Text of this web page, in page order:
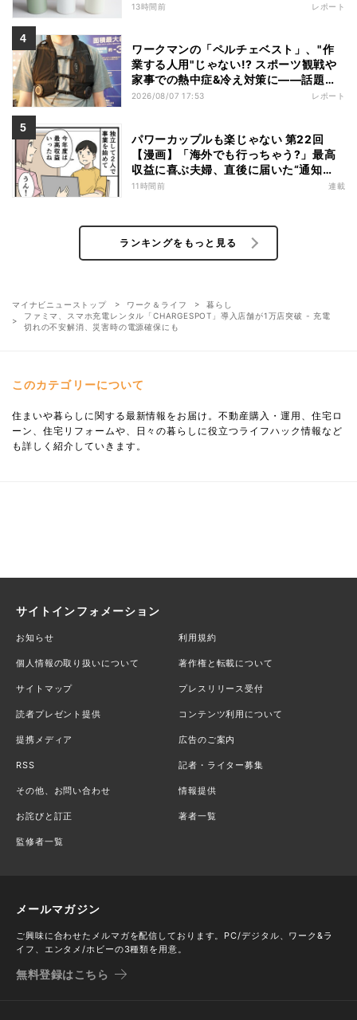
13時間前 レポート
ワークマンの「ペルチェベスト」、"作
業する人用"じゃない!? スポーツ観戦や
家事での熱中症&冷え対策に――話題の
商品を徹底検証
2026/08/07 17:53 レポート
パワーカップルも楽じゃない 第22回
【漫画】「海外でも行っちゃう?」最高
収益に喜ぶ夫婦、直後に届いた“通知
書”で現実に戻された
11時間前 連載
ランキングをもっと見る
マイナビニューストップ ワーク＆ライフ
暮らし
ファミマ、スマホ充電レンタル「CHARGESPOT」導入店舗が1万店突破 - 充電
切れの不安解消、災害時の電源確保にも
このカテゴリーについて
住まいや暮らしに関する最新情報をお届け。不動産購入・運用、住宅ロ
ーン、住宅リフォームや、日々の暮らしに役立つライフハック情報など
も詳しく紹介していきます。
サイトインフォメーション
お知らせ 利用規約
個人情報の取り扱いについて 著作権と転載について
サイトマップ プレスリリース受付
読者プレゼント提供 コンテンツ利用について
提携メディア 広告のご案内
RSS 記者・ライター募集
その他、お問い合わせ 情報提供
お詫びと訂正 著者一覧
監修者一覧
メールマガジン
ご興味に合わせたメルマガを配信しております。PC/デジタル、ワーク&ラ
イフ、エンタメ/ホビーの3種類を用意。
無料登録はこちら